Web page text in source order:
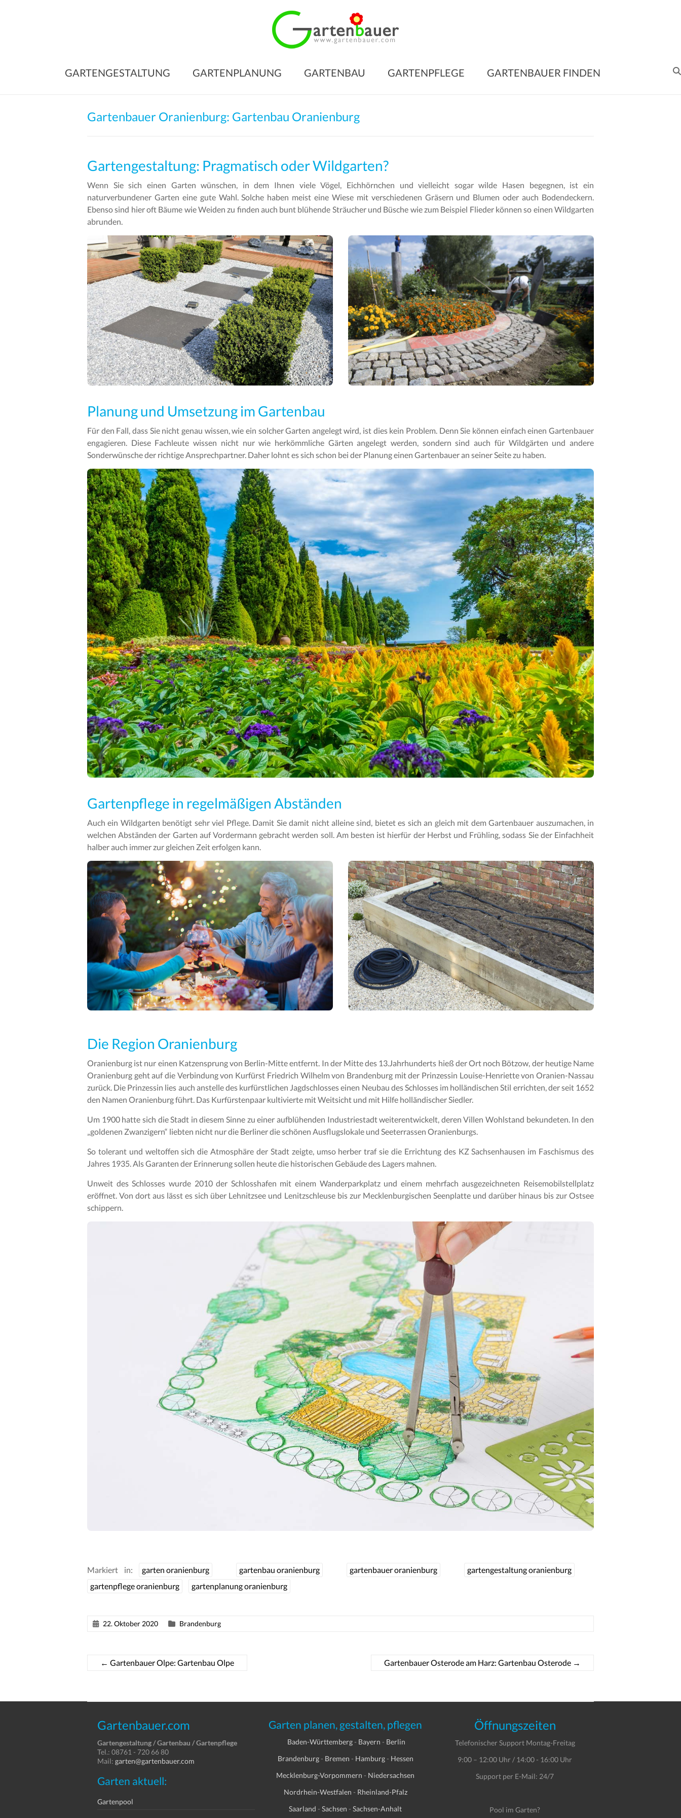
Garten
Gartenpflege
GARTENGESTALTUNG GARTENPLANUNG GARTENBAU GARTENPFLEGE GARTENBAUER FINDEN
Gartenbauer Oranienburg: Gartenbau Oranienburg
Gartengestaltung: Pragmatisch oder Wildgarten?
Wenn Sie sich einen Garten wünschen, in dem Ihnen viele Vögel, Eichhörnchen und vielleicht sogar wilde Hasen begegnen, ist ein
naturverbundener Garten eine gute Wahl. Solche haben meist eine Wiese mit verschiedenen Gräsern und Blumen oder auch Bodendeckern.
Ebenso sind hier oft Bäume wie Weiden zu finden auch bunt blühende Sträucher und Büsche wie zum Beispiel Flieder können so einen Wildgarten
abrunden.
Planung und Umsetzung im Gartenbau
Für den Fall, dass Sie nicht genau wissen, wie ein solcher Garten angelegt wird, ist dies kein Problem. Denn Sie können einfach einen Gartenbauer
engagieren. Diese Fachleute wissen nicht nur wie herkömmliche Gärten angelegt werden, sondern sind auch für Wildgärten und andere
Sonderwünsche der richtige Ansprechpartner. Daher lohnt es sich schon bei der Planung einen Gartenbauer an seiner Seite zu haben.
Gartenpflege in regelmäßigen Abständen
Auch ein Wildgarten benötigt sehr viel Pflege. Damit Sie damit nicht alleine sind, bietet es sich an gleich mit dem Gartenbauer auszumachen, in
welchen Abständen der Garten auf Vordermann gebracht werden soll. Am besten ist hierfür der Herbst und Frühling, sodass Sie der Einfachheit
halber auch immer zur gleichen Zeit erfolgen kann.
Die Region Oranienburg
Oranienburg ist nur einen Katzensprung von Berlin-Mitte entfernt. In der Mitte des 13.Jahrhunderts hieß der Ort noch Bötzow, der heutige Name
Oranienburg geht auf die Verbindung von Kurfürst Friedrich Wilhelm von Brandenburg mit der Prinzessin Louise-Henriette von Oranien-Nassau
zurück. Die Prinzessin lies auch anstelle des kurfürstlichen Jagdschlosses einen Neubau des Schlosses im holländischen Stil errichten, der seit 1652
den Namen Oranienburg führt. Das Kurfürstenpaar kultivierte mit Weitsicht und mit Hilfe holländischer Siedler.
Um 1900 hatte sich die Stadt in diesem Sinne zu einer aufblühenden Industriestadt weiterentwickelt, deren Villen Wohlstand bekundeten. In den
„goldenen Zwanzigern“ liebten nicht nur die Berliner die schönen Ausflugslokale und Seeterrassen Oranienburgs.
So tolerant und weltoffen sich die Atmosphäre der Stadt zeigte, umso herber traf sie die Errichtung des KZ Sachsenhausen im Faschismus des
Jahres 1935. Als Garanten der Erinnerung sollen heute die historischen Gebäude des Lagers mahnen.
Unweit des Schlosses wurde 2010 der Schlosshafen mit einem Wanderparkplatz und einem mehrfach ausgezeichneten Reisemobilstellplatz
eröffnet. Von dort aus lässt es sich über Lehnitzsee und Lenitzschleuse bis zur Mecklenburgischen Seenplatte und darüber hinaus bis zur Ostsee
schippern.
Markiert in: garten oranienburg gartenbau oranienburg gartenbauer oranienburg
gartengestaltung oranienburg
gartenpflege oranienburg
gartenplanung oranienburg
22. Oktober 2020 Brandenburg
← Gartenbauer Olpe: Gartenbau Olpe Gartenbauer Osterode am Harz: Gartenbau Osterode →
Gartenbauer.com
Gartengestaltung / Gartenbau / Gartenpflege
Tel.: 08761 - 720 66 80
Mail: garten@gartenbauer.com
Garten aktuell:
Gartenpool
Garten planen, gestalten, pflegen
Baden-Württemberg- Bayern - Berlin
Brandenburg- Bremen - Hamburg- Hessen
Mecklenburg-Vorpommern - Niedersachsen
Nordrhein-Westfalen - Rheinland-Pfalz
Saarland -Sachsen -Sachsen-Anhalt
Öffnungszeiten
Telefonischer Support Montag-Freitag
9:00 – 12:00 Uhr / 14:00 - 16:00 Uhr
Support per E-Mail: 24/7
Pool im Garten?